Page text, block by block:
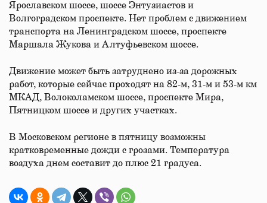
Ярославском шоссе, шоссе Энтузиастов и
Волгоградском проспекте. Нет проблем с движением
транспорта на Ленинградском шоссе, проспекте
Маршала Жукова и Алтуфьевском шоссе.
Движение может быть затруднено из-за дорожных
работ, которые сейчас проходят на 82-м, 31-м и 53-м км
МКАД, Волоколамском шоссе, проспекте Мира,
Пятницком шоссе и других участках.
В Московском регионе в пятницу возможны
кратковременные дожди с грозами. Температура
воздуха днем составит до плюс 21 градуса.